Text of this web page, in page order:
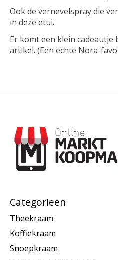
Ook de vernevelspray die
in deze etui.
Er komt een klein cadeautje
artikel. (Een echte Nora-
Categorieën
Theekraam
Koffiekraam
Snoepkraam